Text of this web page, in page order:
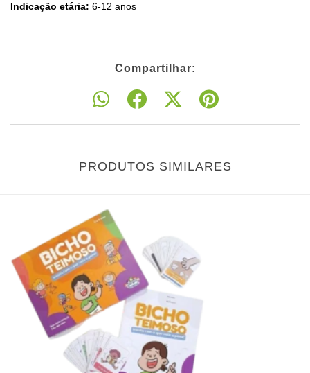
Indicação etária: 6-12 anos
Compartilhar:
PRODUTOS SIMILARES